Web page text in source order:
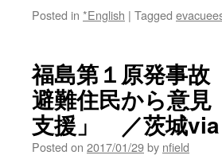
Posted in *English | Tagged
福島第１原発事
避難住民から意
支援」 ／茨城via
Posted on 2017/01/29by nfield